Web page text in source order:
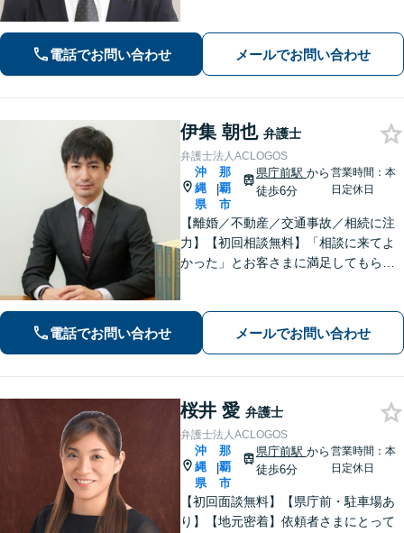
電話でお問い合わせ メールでお問い合わせ
伊集 朝也 弁護士
弁護士法人ACLOGOS
沖
縄
県
|
那
覇
市
県庁前駅 から
徒歩6分
営業時間：本
日定休日
【離婚／不動産／交通事故／相続に注
力】【初回相談無料】「相談に来てよ
かった」とお客さまに満足してもらう
く、丁寧なヒアリングで皆様のお気持
ちに寄り添います。
電話でお問い合わせ メールでお問い合わせ
桜井 愛 弁護士
弁護士法人ACLOGOS
沖
縄
県
|
那
覇
市
県庁前駅 から
徒歩6分
営業時間：本
日定休日
【初回面談無料】【県庁前・駐車場あ
り】【地元密着】依頼者さまにとって